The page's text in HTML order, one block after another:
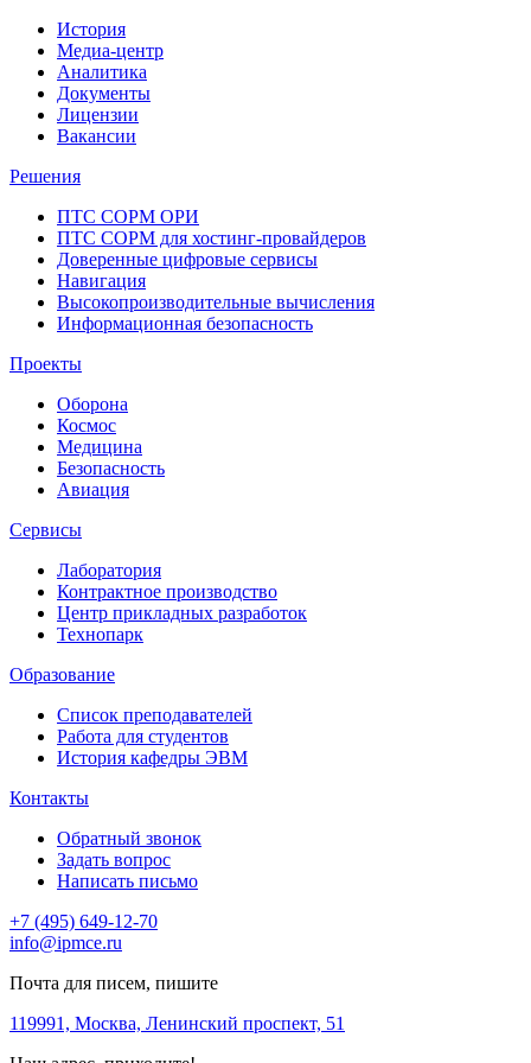
История
Медиа-центр
Аналитика
Документы
Лицензии
Вакансии
Решения
ПТС СОРМ ОРИ
ПТС СОРМ для хостинг-провайдеров
Доверенные цифровые сервисы
Навигация
Высокопроизводительные вычисления
Информационная безопасность
Проекты
Оборона
Космос
Медицина
Безопасность
Авиация
Сервисы
Лаборатория
Контрактное производство
Центр прикладных разработок
Технопарк
Образование
Список преподавателей
Работа для студентов
История кафедры ЭВМ
Контакты
Обратный звонок
Задать вопрос
Написать письмо
+7 (495) 649-12-70
info@ipmce.ru
Почта для писем, пишите
119991, Москва, Ленинский проспект, 51